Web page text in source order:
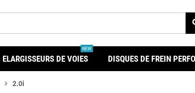
ELARGISSEURS DE VOIES
NEW
DISQUES DE FREIN
chevron_right 2.0i